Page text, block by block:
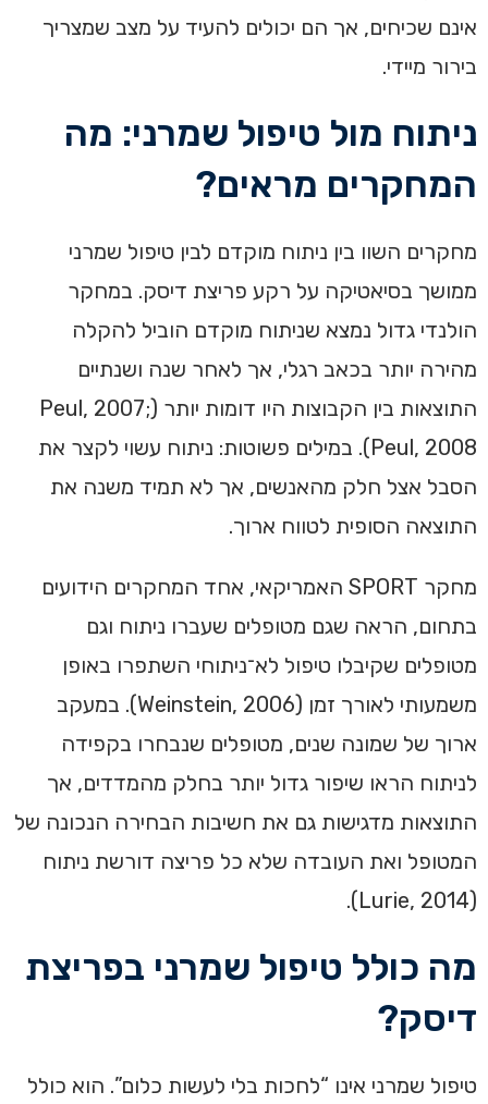
אינם שכיחים, אך הם יכולים להעיד על מצב שמצריך
בירור מיידי.
ניתוח מול טיפול שמרני: מה
המחקרים מראים?
מחקרים השוו בין ניתוח מוקדם לבין טיפול שמרני
ממושך בסיאטיקה על רקע פריצת דיסק. במחקר
הולנדי גדול נמצא שניתוח מוקדם הוביל להקלה
מהירה יותר בכאב רגלי, אך לאחר שנה ושנתיים
התוצאות בין הקבוצות היו דומות יותר (Peul, 2007;
Peul, 2008). במילים פשוטות: ניתוח עשוי לקצר את
הסבל אצל חלק מהאנשים, אך לא תמיד משנה את
התוצאה הסופית לטווח ארוך.
מחקר SPORT האמריקאי, אחד המחקרים הידועים
בתחום, הראה שגם מטופלים שעברו ניתוח וגם
מטופלים שקיבלו טיפול לא־ניתוחי השתפרו באופן
משמעותי לאורך זמן (Weinstein, 2006). במעקב
ארוך של שמונה שנים, מטופלים שנבחרו בקפידה
לניתוח הראו שיפור גדול יותר בחלק מהמדדים, אך
התוצאות מדגישות גם את חשיבות הבחירה הנכונה של
המטופל ואת העובדה שלא כל פריצה דורשת ניתוח
(Lurie, 2014).
מה כולל טיפול שמרני בפריצת
דיסק?
טיפול שמרני אינו “לחכות בלי לעשות כלום”. הוא כולל